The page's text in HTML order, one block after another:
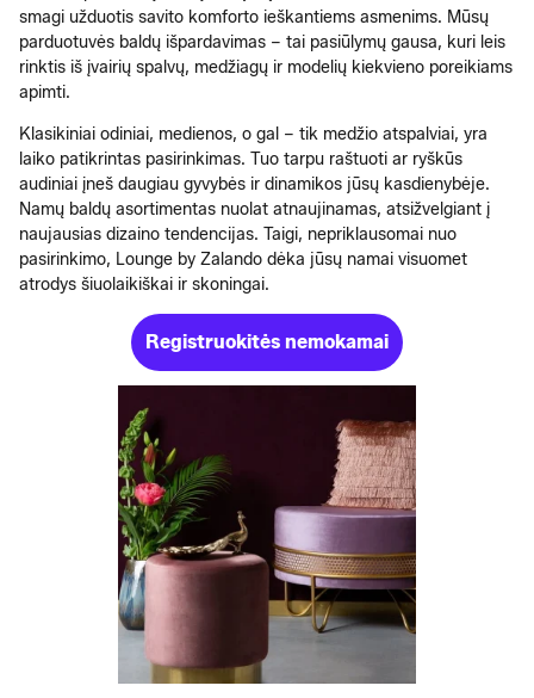
smagi užduotis savito komforto ieškantiems asmenims. Mūsų
parduotuvės baldų išpardavimas – tai pasiūlymų gausa, kuri leis
rinktis iš įvairių spalvų, medžiagų ir modelių kiekvieno poreikiams
apimti.
Klasikiniai odiniai, medienos, o gal – tik medžio atspalviai, yra
laiko patikrintas pasirinkimas. Tuo tarpu raštuoti ar ryškūs
audiniai įneš daugiau gyvybės ir dinamikos jūsų kasdienybėje.
Namų baldų asortimentas nuolat atnaujinamas, atsižvelgiant į
naujausias dizaino tendencijas. Taigi, nepriklausomai nuo
pasirinkimo, Lounge by Zalando dėka jūsų namai visuomet
atrodys šiuolaikiškai ir skoningai.
Registruokitės nemokamai